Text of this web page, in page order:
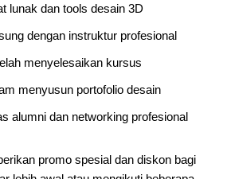
lunak dan tools desain 3D
dengan instruktur profesional
menyelesaikan kursus
menyusun portofolio desain
alumni dan networking profesional
promo spesial dan diskon bagi